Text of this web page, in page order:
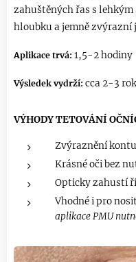
zahuštěných řas s
hloubku a jemně zvýrazní
Aplikace trvá: 1,5-2 hodiny
Výsledek vydrží: cca 2-3
VÝHODY TETOVÁNÍ
Zvýraznění
Krásné oči bez
Opticky zahustí
Vhodné i pro
aplikace PMU